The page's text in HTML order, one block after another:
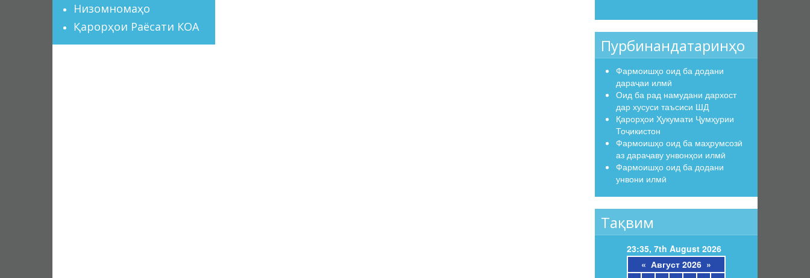
Низомномаҳо
Қарорҳои Раёсати КОА
Пурбинандатаринҳо
Фармоишҳо оид ба додани
дараҷаи илмӣ
Оид ба рад намудани дархост
дар хусуси таъсиси ШД
Қарорҳои Ҳукумати Ҷумҳурии
Тоҷикистон
Фармоишҳо оид ба маҳрумсозӣ
аз дараҷаву унвонҳои илмӣ
Фармоишҳо оид ба додани
унвони илмӣ
Тақвим
23:35, 7th August 2026
« Август 2026 »